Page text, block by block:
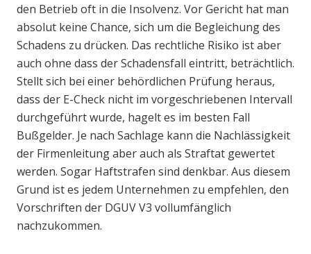
den Betrieb oft in die Insolvenz. Vor Gericht hat man
absolut keine Chance, sich um die Begleichung des
Schadens zu drücken. Das rechtliche Risiko ist aber
auch ohne dass der Schadensfall eintritt, beträchtlich.
Stellt sich bei einer behördlichen Prüfung heraus,
dass der E-Check nicht im vorgeschriebenen Intervall
durchgeführt wurde, hagelt es im besten Fall
Bußgelder. Je nach Sachlage kann die Nachlässigkeit
der Firmenleitung aber auch als Straftat gewertet
werden. Sogar Haftstrafen sind denkbar. Aus diesem
Grund ist es jedem Unternehmen zu empfehlen, den
Vorschriften der DGUV V3 vollumfänglich
nachzukommen.